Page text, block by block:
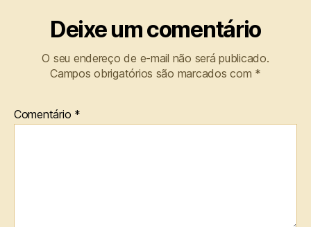
Deixe um comentário
O seu endereço de e-mail não será publicado.
Campos obrigatórios são marcados com *
Comentário *